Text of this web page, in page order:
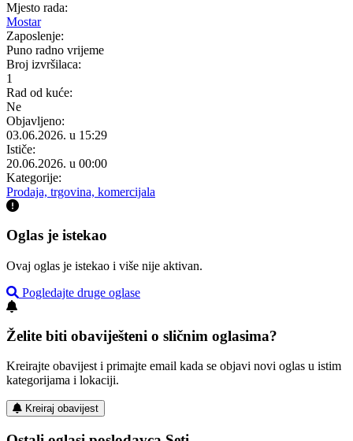
Mjesto rada:
Mostar
Zaposlenje:
Puno radno vrijeme
Broj izvršilaca:
1
Rad od kuće:
Ne
Objavljeno:
03.06.2026. u 15:29
Ističe:
20.06.2026. u 00:00
Kategorije:
Prodaja, trgovina, komercijala
Oglas je istekao
Ovaj oglas je istekao i više nije aktivan.
Pogledajte druge oglase
Želite biti obaviješteni o sličnim oglasima?
Kreirajte obavijest i primajte email kada se objavi novi oglas u istim
kategorijama i lokaciji.
Kreiraj obavijest